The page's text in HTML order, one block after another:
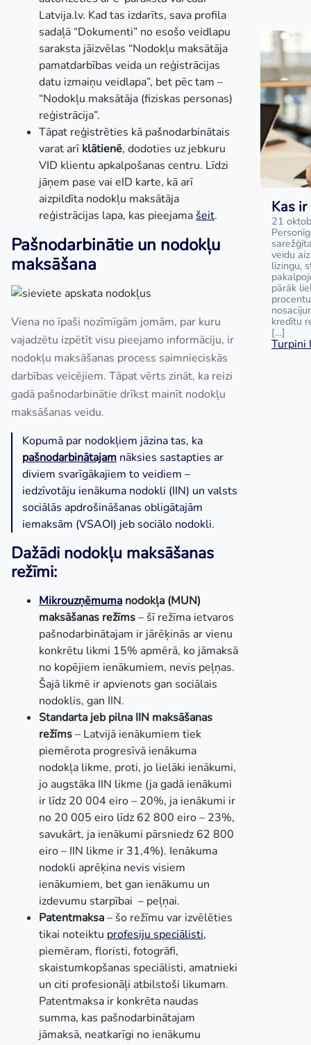
Latvija.lv. Kad tas izdarīts, sava profila
sadaļā “Dokumenti” no esošo veidlapu
saraksta jāizvēlas “Nodokļu maksātāja
pamatdarbības veida un reģistrācijas
datu izmaiņu veidlapa”, bet pēc tam –
“Nodokļu maksātāja (fiziskas personas)
reģistrācija”.
Tāpat reģistrēties kā pašnodarbinātais
varat arīklātienē, dodoties uz jebkuru
VID klientu apkalpošanas centru. Līdzi
jāņem pase vai eID karte, kā arī
aizpildīta nodokļu maksātāja
reģistrācijas lapa, kas pieejama šeit.
Pašnodarbinātie un nodokļu
maksāšana
Viena no īpaši nozīmīgām jomām, par kuru
vajadzētu izpētīt visu pieejamo informāciju, ir
nodokļu maksāšanas process saimnieciskās
darbības veicējiem. Tāpat vērts zināt, ka reizi
gadā pašnodarbinātie drīkst mainīt nodokļu
maksāšanas veidu.
Kopumā par nodokļiem jāzina tas, ka
pašnodarbinātajam nāksies sastapties ar
diviem svarīgākajiem to veidiem –
iedzīvotāju ienākuma nodokli (IIN) un valsts
sociālās apdrošināšanas obligātajām
iemaksām (VSAOI) jeb sociālo nodokli.
Dažādi nodokļu maksāšanas
režīmi:
Mikrouzņēmuma nodokļa (MUN)
maksāšanas režīms– šī režīma ietvaros
pašnodarbinātajam ir jārēķinās ar vienu
konkrētu likmi 15% apmērā, ko jāmaksā
no kopējiem ienākumiem, nevis peļņas.
Šajā likmē ir apvienots gan sociālais
nodoklis, gan IIN.
Standarta jeb pilna IIN maksāšanas
režīms– Latvijā ienākumiem tiek
piemērota progresīvā ienākuma
nodokļa likme, proti, jo lielāki ienākumi,
jo augstāka IIN likme (ja gadā ienākumi
ir līdz 20 004 eiro – 20%, ja ienākumi ir
no 20 005 eiro līdz 62 800 eiro – 23%,
savukārt, ja ienākumi pārsniedz 62 800
eiro – IIN likme ir 31,4%). Ienākuma
nodokli aprēķina nevis visiem
ienākumiem, bet gan ienākumu un
izdevumu starpībai – peļņai.
Patentmaksa– šo režīmu var izvēlēties
tikai noteiktu profesiju speciālisti,
piemēram, floristi, fotogrāfi,
skaistumkopšanas speciālisti, amatnieki
un citi profesionāļi atbilstoši likumam.
Patentmaksa ir konkrēta naudas
summa, kas pašnodarbinātajam
jāmaksā, neatkarīgi no ienākumu
Kas
21
veidu
līzingu,
pārāk
kredītu
[…]
Turpini